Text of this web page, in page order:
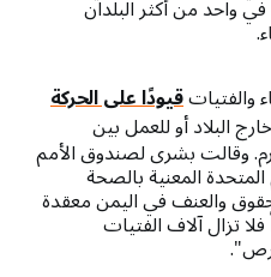
واحد من أكثر البلدان
والفتياتقيودًا على الحركة
البلاد أو للعمل بين
وقالت بشرى لصندوق الأمم
المعنية بالصحة
والعنف في اليمن معقدة
تزال آلاف الفتيات